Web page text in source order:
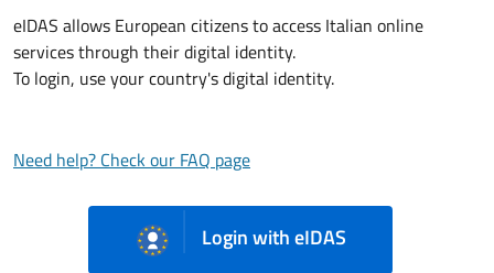
eIDAS allows European citizens to access Italian online
services through their digital identity.
To login, use your country's digital identity.
Need help? Check our FAQ page
Login with eIDAS